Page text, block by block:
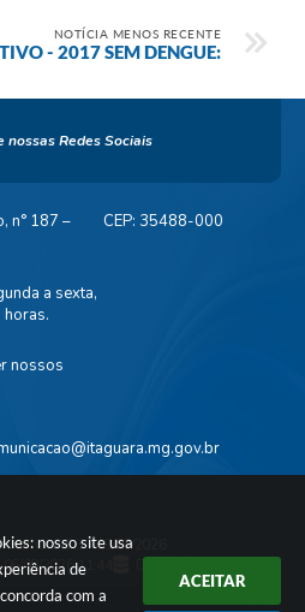
nosso site usa
de
com a
ACEITAR
NOTÍCIA MENOS RECENTE
- 2017 SEM DENGUE:
nossas Redes Sociais
n° 187 –
CEP: 35488-000
a sexta,
nossos
3.5.3 - 19/06/2026
06/08/2026 11:44 Dados Abertos